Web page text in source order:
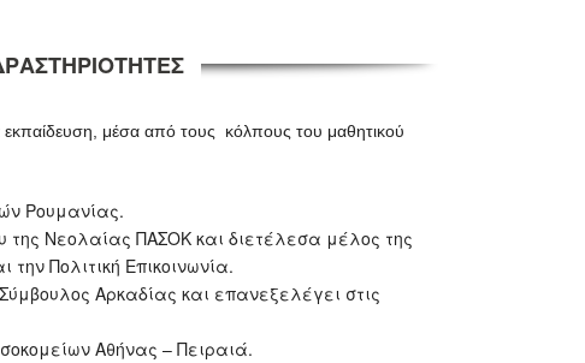
μέσα από τους κόλπους του μαθητικού
Ρουμανίας.
της Νεολαίας ΠΑΣΟΚ και διετέλεσα μέλος της
Πολιτική Επικοινωνία.
Αρκαδίας και επανεξελέγει στις
Αθήνας – Πειραιά.